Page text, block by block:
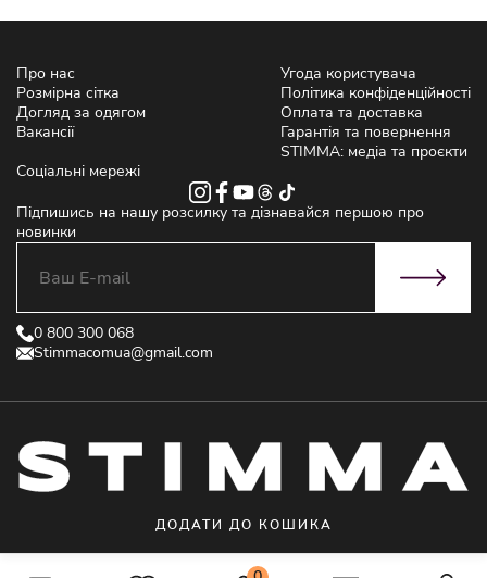
ДОДАТИ ДО КОШИКА
Про нас
Розмірна сітка
Догляд за одягом
Вакансії
Угода користувача
Політика конфіденційності
Оплата та доставка
Гарантія та повернення
STIMMA: медіа та проєкти
Соціальні мережі
Підпишись на нашу розсилку та дізнавайся першою про
новинки
0 800 300 068
Stimmacomua@gmail.com
© 2021 STIMMA - Інтернет магазин жіночого одягу від виробника